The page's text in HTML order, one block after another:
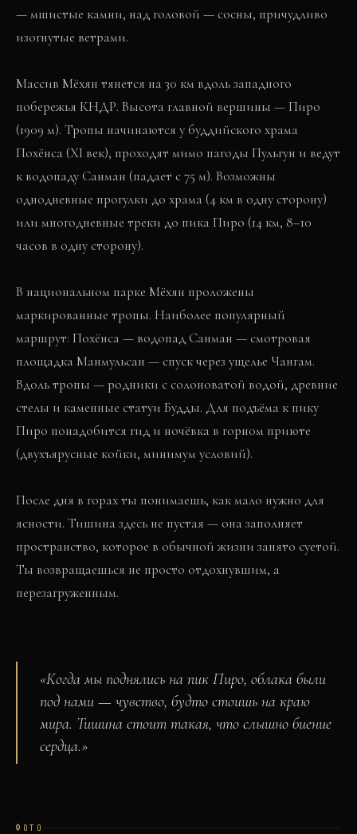
— мшистые камни, над головой — сосны, причудливо
изогнутые ветрами.
Массив Мёхян тянется на 30 км вдоль западного
побережья КНДР. Высота главной вершины — Пиро
(1909 м). Тропы начинаются у буддийского храма
Похёнса (XI век), проходят мимо пагоды Пульгун и ведут
к водопаду Санман (падает с 75 м). Возможны
однодневные прогулки до храма (4 км в одну сторону)
или многодневные треки до пика Пиро (14 км, 8–10
часов в одну сторону).
В национальном парке Мёхян проложены
маркированные тропы. Наиболее популярный
маршрут: Похёнса — водопад Санман — смотровая
площадка Манмульсан — спуск через ущелье Чангам.
Вдоль тропы — родники с солоноватой водой, древние
стелы и каменные статуи Будды. Для подъёма к пику
Пиро понадобится гид и ночёвка в горном приюте
(двухъярусные койки, минимум условий).
После дня в горах ты понимаешь, как мало нужно для
ясности. Тишина здесь не пустая — она заполняет
пространство, которое в обычной жизни занято суетой.
Ты возвращаешься не просто отдохнувшим, а
перезагруженным.
«Когда мы поднялись на пик Пиро, облака были
под нами — чувство, будто стоишь на краю
мира. Тишина стоит такая, что слышно биение
сердца.»
ФОТО